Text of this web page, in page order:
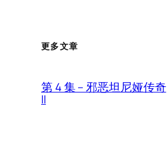
更多文章
第 4 集 – 邪恶坦尼娅传奇
II